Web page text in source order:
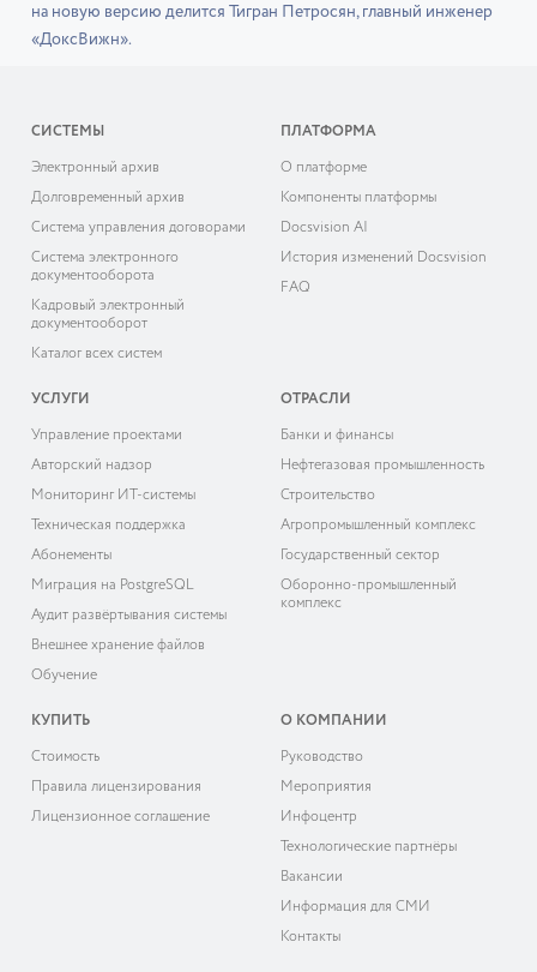
на новую версию делится Тигран Петросян, главный инженер
«ДоксВижн».
СИСТЕМЫ
Электронный архив
Долговременный архив
Система управления договорами
Система электронного
документооборота
Кадровый электронный
документооборот
Каталог всех систем
ПЛАТФОРМА
О платформе
Компоненты платформы
Docsvision AI
История изменений Docsvision
FAQ
УСЛУГИ
Управление проектами
Авторский надзор
Мониторинг ИТ-системы
Техническая поддержка
Абонементы
Миграция на PostgreSQL
Аудит развёртывания системы
Внешнее хранение файлов
Обучение
ОТРАСЛИ
Банки и финансы
Нефтегазовая промышленность
Строительство
Агропромышленный комплекс
Государственный сектор
Оборонно-промышленный
комплекс
КУПИТЬ
Cтоимость
Правила лицензирования
Лицензионное соглашение
О КОМПАНИИ
Руководство
Мероприятия
Инфоцентр
Технологические партнёры
Вакансии
Информация для СМИ
Контакты